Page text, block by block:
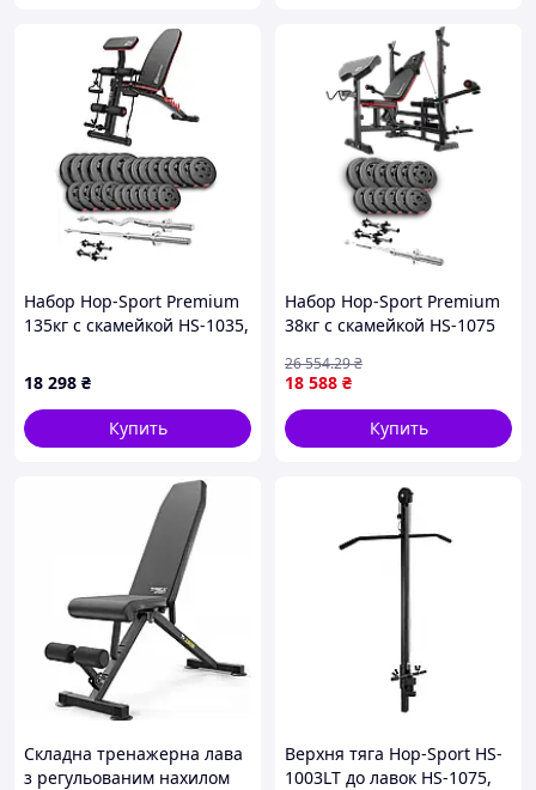
Набор Hop-Sport Premium
135кг с скамейкой HS-1035,
18 298 ₴
Купить
Набор Hop-Sport Premium
38кг с скамейкой HS-1075
18 588 ₴
26 554.29₴
Купить
Складна тренажерна лава
з регульованим нахилом
Верхня тяга Hop-Sport HS-
1003LT до лавок HS-1075,